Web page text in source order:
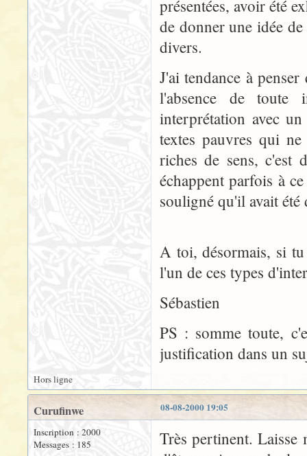
présentées, avoir été
de donner une idée
divers.
J'ai tendance à
l'absence de toute
interprétation avec
textes pauvres qui
riches de sens, c'est
échappent parfois à
souligné qu'il avait été
A toi, désormais, si
l'un de ces types
Sébastien
PS : somme toute,
justification dans un
Hors ligne
08-08-2000 19:05
Curufinwe
Inscription : 2000
Messages : 185
Très pertinent. Laisse